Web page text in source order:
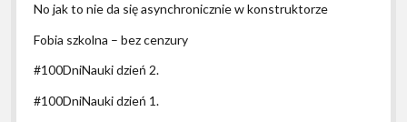
No jak to nie da się asynchronicznie w konstruktorze
Fobia szkolna – bez cenzury
#100DniNauki dzień 2.
#100DniNauki dzień 1.